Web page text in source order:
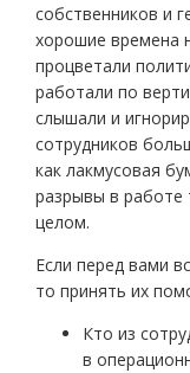
собственников и
хорошие времена
процветали
работали по
слышали и
сотрудников
как лакмусовая
разрывы в работе
целом.
Если перед вами
то принять их
Кто из
в